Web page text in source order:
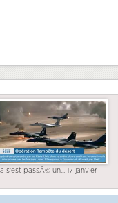
s'est passÃ© un... 17 janvier